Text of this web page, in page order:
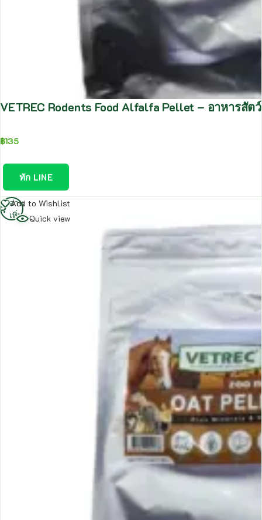
VETREC Rodents Food Alfalfa Pellet – อาหาร
฿135
ทัก LINE
Add to Wishlist
Quick view
อ่าน
เพิ่ม